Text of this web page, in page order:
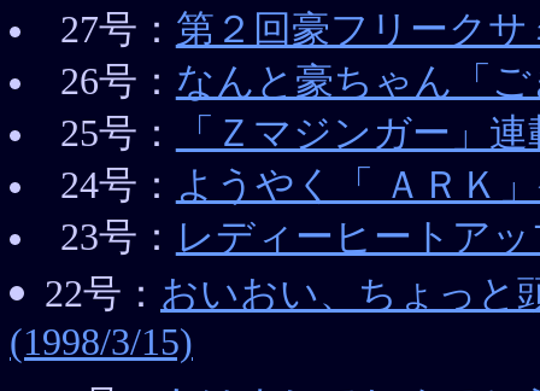
27号： 第２回豪フリークサ
26号： なんと豪ちゃん「
25号：
「Ｚマジンガー」
24号： ようやく「 ＡＲＫ
23号： レディーヒートア
22号： おいおい、ちょっと
(1998/3/15)